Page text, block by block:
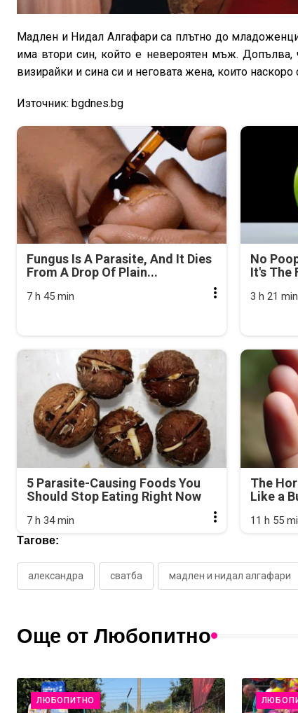
Мадлен и Нидал Алгафари са плътно до
има втори син, който е невероятен мъж.
визирайки и сина си и неговата жена, които
Източник: bgdnes.bg
Fungus Is A Parasite, And It Dies
From A Drop Of Plain...
7 h 45 min
No
It's The
3 h 21 min
5 Parasite-Causing Foods You
Should Stop Eating Right Now
7 h 34 min
The
Like a
11 h 55
Тагове:
александра сватба мадлен и нидал алгафари
Още от Любопитно
ЛЮБОПИТНО